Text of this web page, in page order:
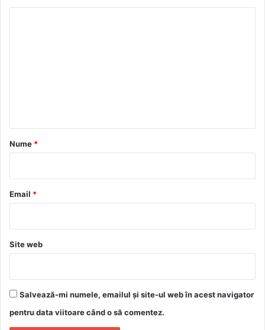
r
*
Nume *
Email *
Site web
Salvează-mi numele, emailul și site-ul web în acest navigator
pentru data viitoare când o să comentez.